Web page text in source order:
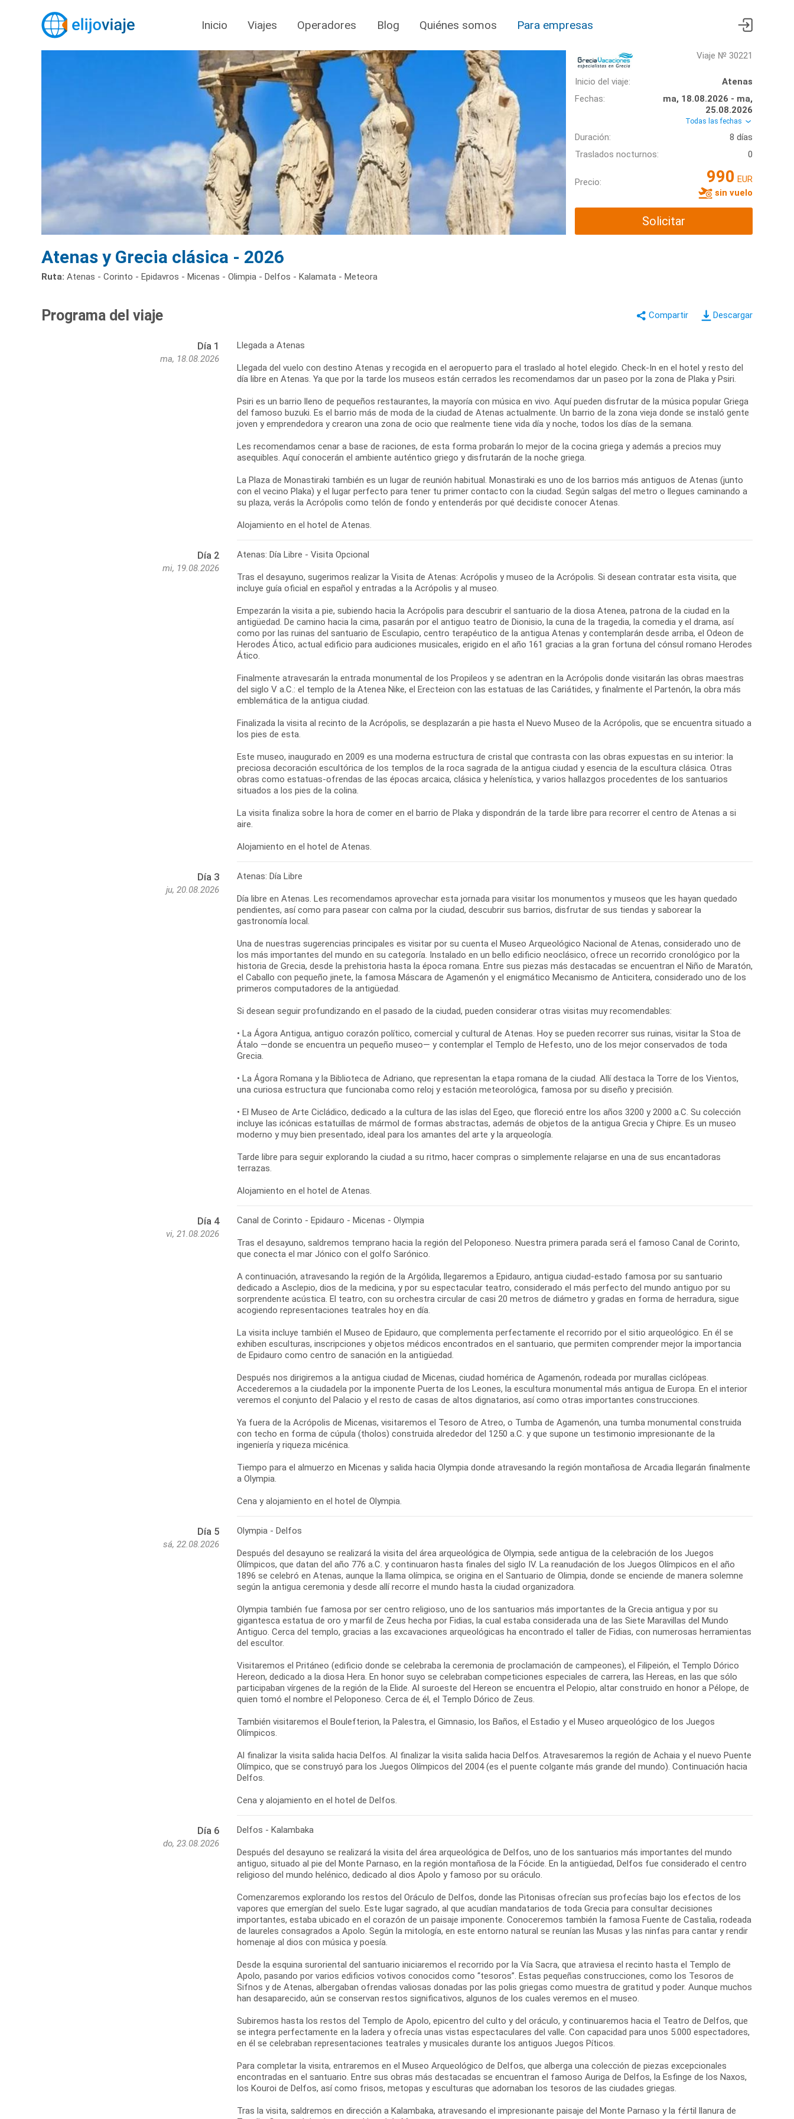
Inicio Viajes Operadores Blog Quiénes somos Para empresas
Viaje № 30221
Inicio del viaje:
Atenas
Fechas:
ma, 18.08.2026 - ma,
25.08.2026
Todas las fechas
Duración:
8 días
Traslados nocturnos:
0
Precio: 990 EUR
sin vuelo
Solicitar
Atenas y Grecia clásica - 2026
Ruta: Atenas - Corinto - Epidavros - Micenas - Olimpia - Delfos - Kalamata - Meteora
Descargar
Programa del viaje
Día 1
ma, 18.08.2026
Llegada a Atenas
Llegada del vuelo con destino Atenas y recogida en el aeropuerto para el traslado al hotel elegido. Check-In en el hotel y resto del
día libre en Atenas. Ya que por la tarde los museos están cerrados les recomendamos dar un paseo por la zona de Plaka y Psiri.
Psiri es un barrio lleno de pequeños restaurantes, la mayoría con música en vivo. Aquí pueden disfrutar de la música popular Griega
del famoso buzuki. Es el barrio más de moda de la ciudad de Atenas actualmente. Un barrio de la zona vieja donde se instaló gente
joven y emprendedora y crearon una zona de ocio que realmente tiene vida día y noche, todos los días de la semana.
Les recomendamos cenar a base de raciones, de esta forma probarán lo mejor de la cocina griega y además a precios muy
asequibles. Aquí conocerán el ambiente auténtico griego y disfrutarán de la noche griega.
La Plaza de Monastiraki también es un lugar de reunión habitual. Monastiraki es uno de los barrios más antiguos de Atenas (junto
con el vecino Plaka) y el lugar perfecto para tener tu primer contacto con la ciudad. Según salgas del metro o llegues caminando a
su plaza, verás la Acrópolis como telón de fondo y entenderás por qué decidiste conocer Atenas.
Día 2
mi, 19.08.2026
Atenas: Día Libre - Visita Opcional
Tras el desayuno, sugerimos realizar la Visita de Atenas: Acrópolis y museo de la Acrópolis. Si desean contratar esta visita, que
incluye guía oficial en español y entradas a la Acrópolis y al museo.
Empezarán la visita a pie, subiendo hacia la Acrópolis para descubrir el santuario de la diosa Atenea, patrona de la ciudad en la
antigüedad. De camino hacia la cima, pasarán por el antiguo teatro de Dionisio, la cuna de la tragedia, la comedia y el drama, así
como por las ruinas del santuario de Esculapio, centro terapéutico de la antigua Atenas y contemplarán desde arriba, el Odeon de
Herodes Ático, actual edificio para audiciones musicales, erigido en el año 161 gracias a la gran fortuna del cónsul romano Herodes
Ático.
Finalmente atravesarán la entrada monumental de los Propileos y se adentran en la Acrópolis donde visitarán las obras maestras
del siglo V a.C.: el templo de la Atenea Nike, el Erecteion con las estatuas de las Cariátides, y finalmente el Partenón, la obra más
emblemática de la antigua ciudad.
Finalizada la visita al recinto de la Acrópolis, se desplazarán a pie hasta el Nuevo Museo de la Acrópolis, que se encuentra situado a
los pies de esta.
Este museo, inaugurado en 2009 es una moderna estructura de cristal que contrasta con las obras expuestas en su interior: la
preciosa decoración escultórica de los templos de la roca sagrada de la antigua ciudad y esencia de la escultura clásica. Otras
obras como estatuas-ofrendas de las épocas arcaica, clásica y helenística, y varios hallazgos procedentes de los santuarios
situados a los pies de la colina.
La visita finaliza sobre la hora de comer en el barrio de Plaka y dispondrán de la tarde libre para recorrer el centro de Atenas a si
aire.
Alojamiento en el hotel de Atenas.
Día 3
ju, 20.08.2026
Atenas: Día Libre
Día libre en Atenas. Les recomendamos aprovechar esta jornada para visitar los monumentos y museos que les hayan quedado
pendientes, así como para pasear con calma por la ciudad, descubrir sus barrios, disfrutar de sus tiendas y saborear la
gastronomía local.
Una de nuestras sugerencias principales es visitar por su cuenta el Museo Arqueológico Nacional de Atenas, considerado uno de
los más importantes del mundo en su categoría. Instalado en un bello edificio neoclásico, ofrece un recorrido cronológico por la
historia de Grecia, desde la prehistoria hasta la época romana. Entre sus piezas más destacadas se encuentran el Niño de Maratón,
el Caballo con pequeño jinete, la famosa Máscara de Agamenón y el enigmático Mecanismo de Anticitera, considerado uno de los
primeros computadores de la antigüedad.
Si desean seguir profundizando en el pasado de la ciudad, pueden considerar otras visitas muy recomendables:
• La Ágora Antigua, antiguo corazón político, comercial y cultural de Atenas. Hoy se pueden recorrer sus ruinas, visitar la Stoa de
Átalo —donde se encuentra un pequeño museo— y contemplar el Templo de Hefesto, uno de los mejor conservados de toda
Grecia.
• La Ágora Romana y la Biblioteca de Adriano, que representan la etapa romana de la ciudad. Allí destaca la Torre de los Vientos,
una curiosa estructura que funcionaba como reloj y estación meteorológica, famosa por su diseño y precisión.
• El Museo de Arte Cicládico, dedicado a la cultura de las islas del Egeo, que floreció entre los años 3200 y 2000 a.C. Su colección
incluye las icónicas estatuillas de mármol de formas abstractas, además de objetos de la antigua Grecia y Chipre. Es un museo
moderno y muy bien presentado, ideal para los amantes del arte y la arqueología.
Tarde libre para seguir explorando la ciudad a su ritmo, hacer compras o simplemente relajarse en una de sus encantadoras
terrazas.
Día 4
vi, 21.08.2026
Canal de Corinto - Epidauro - Micenas - Olympia
Tras el desayuno, saldremos temprano hacia la región del Peloponeso. Nuestra primera parada será el famoso Canal de Corinto,
que conecta el mar Jónico con el golfo Sarónico.
A continuación, atravesando la región de la Argólida, llegaremos a Epidauro, antigua ciudad-estado famosa por su santuario
dedicado a Asclepio, dios de la medicina, y por su espectacular teatro, considerado el más perfecto del mundo antiguo por su
sorprendente acústica. El teatro, con su orchestra circular de casi 20 metros de diámetro y gradas en forma de herradura, sigue
acogiendo representaciones teatrales hoy en día.
La visita incluye también el Museo de Epidauro, que complementa perfectamente el recorrido por el sitio arqueológico. En él se
exhiben esculturas, inscripciones y objetos médicos encontrados en el santuario, que permiten comprender mejor la importancia
de Epidauro como centro de sanación en la antigüedad.
Después nos dirigiremos a la antigua ciudad de Micenas, ciudad homérica de Agamenón, rodeada por murallas ciclópeas.
Accederemos a la ciudadela por la imponente Puerta de los Leones, la escultura monumental más antigua de Europa. En el interior
veremos el conjunto del Palacio y el resto de casas de altos dignatarios, así como otras importantes construcciones.
Ya fuera de la Acrópolis de Micenas, visitaremos el Tesoro de Atreo, o Tumba de Agamenón, una tumba monumental construida
con techo en forma de cúpula (tholos) construida alrededor del 1250 a.C. y que supone un testimonio impresionante de la
ingeniería y riqueza micénica.
Tiempo para el almuerzo en Micenas y salida hacia Olympia donde atravesando la región montañosa de Arcadia llegarán finalmente
a Olympia.
Cena y alojamiento en el hotel de Olympia.
Día 5
sá, 22.08.2026
Olympia - Delfos
Después del desayuno se realizará la visita del área arqueológica de Olympia, sede antigua de la celebración de los Juegos
Olímpicos, que datan del año 776 a.C. y continuaron hasta finales del siglo IV. La reanudación de los Juegos Olímpicos en el año
1896 se celebró en Atenas, aunque la llama olímpica, se origina en el Santuario de Olimpia, donde se enciende de manera solemne
según la antigua ceremonia y desde allí recorre el mundo hasta la ciudad organizadora.
Olympia también fue famosa por ser centro religioso, uno de los santuarios más importantes de la Grecia antigua y por su
gigantesca estatua de oro y marfil de Zeus hecha por Fidias, la cual estaba considerada una de las Siete Maravillas del Mundo
Antiguo. Cerca del templo, gracias a las excavaciones arqueológicas ha encontrado el taller de Fidias, con numerosas herramientas
del escultor.
Visitaremos el Pritáneo (edificio donde se celebraba la ceremonia de proclamación de campeones), el Filipeión, el Templo Dórico
Hereon, dedicado a la diosa Hera. En honor suyo se celebraban competiciones especiales de carrera, las Hereas, en las que sólo
participaban vírgenes de la región de la Elide. Al suroeste del Hereon se encuentra el Pelopio, altar construido en honor a Pélope, de
quien tomó el nombre el Peloponeso. Cerca de él, el Templo Dórico de Zeus.
También visitaremos el Boulefterion, la Palestra, el Gimnasio, los Baños, el Estadio y el Museo arqueológico de los Juegos
Olímpicos.
Al finalizar la visita salida hacia Delfos. Al finalizar la visita salida hacia Delfos. Atravesaremos la región de Achaia y el nuevo Puente
Olímpico, que se construyó para los Juegos Olímpicos del 2004 (es el puente colgante más grande del mundo). Continuación hacia
Delfos.
Cena y alojamiento en el hotel de Delfos.
Día 6
do, 23.08.2026
Delfos - Kalambaka
Después del desayuno se realizará la visita del área arqueológica de Delfos, uno de los santuarios más importantes del mundo
antiguo, situado al pie del Monte Parnaso, en la región montañosa de la Fócide. En la antigüedad, Delfos fue considerado el centro
religioso del mundo helénico, dedicado al dios Apolo y famoso por su oráculo.
Comenzaremos explorando los restos del Oráculo de Delfos, donde las Pitonisas ofrecían sus profecías bajo los efectos de los
vapores que emergían del suelo. Este lugar sagrado, al que acudían mandatarios de toda Grecia para consultar decisiones
importantes, estaba ubicado en el corazón de un paisaje imponente. Conoceremos también la famosa Fuente de Castalia, rodeada
de laureles consagrados a Apolo. Según la mitología, en este entorno natural se reunían las Musas y las ninfas para cantar y rendir
homenaje al dios con música y poesía.
Desde la esquina suroriental del santuario iniciaremos el recorrido por la Vía Sacra, que atraviesa el recinto hasta el Templo de
Apolo, pasando por varios edificios votivos conocidos como “tesoros”. Estas pequeñas construcciones, como los Tesoros de
Sifnos y de Atenas, albergaban ofrendas valiosas donadas por las polis griegas como muestra de gratitud y poder. Aunque muchos
han desaparecido, aún se conservan restos significativos, algunos de los cuales veremos en el museo.
Subiremos hasta los restos del Templo de Apolo, epicentro del culto y del oráculo, y continuaremos hacia el Teatro de Delfos, que
se integra perfectamente en la ladera y ofrecía unas vistas espectaculares del valle. Con capacidad para unos 5.000 espectadores,
en él se celebraban representaciones teatrales y musicales durante los antiguos Juegos Píticos.
Para completar la visita, entraremos en el Museo Arqueológico de Delfos, que alberga una colección de piezas excepcionales
encontradas en el santuario. Entre sus obras más destacadas se encuentran el famoso Auriga de Delfos, la Esfinge de los Naxos,
los Kouroi de Delfos, así como frisos, metopas y esculturas que adornaban los tesoros de las ciudades griegas.
Tras la visita, saldremos en dirección a Kalambaka, atravesando el impresionante paisaje del Monte Parnaso y la fértil llanura de